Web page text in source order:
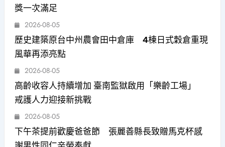
獎一次滿足
2026-08-05
歷史建築原台中州農會田中倉庫 4棟日式穀倉重現
風華再添亮點
2026-08-05
高齡收容人持續增加 臺南監獄啟用「樂齡工場」
戒護人力迎接新挑戰
2026-08-05
下午茶提前歡慶爸爸節 張麗善縣長致贈馬克杯感